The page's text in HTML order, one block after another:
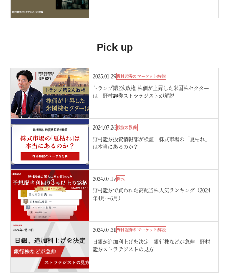
Pick up
2025.01.29野村證券のマーケット解説
トランプ第2次政権 株価が上昇した米国株セクター
は 野村證券ストラテジストが解説
2024.07.26投資の教養
野村證券投資情報部が検証 株式市場の「夏枯れ」
は本当にあるのか？
2024.07.17株式
野村證券で買われた高配当株人気ランキング（2024
年4月～6月）
2024.07.31野村證券のマーケット解説
日銀が追加利上げを決定 銀行株などが急伸 野村
證券ストラテジストの見方